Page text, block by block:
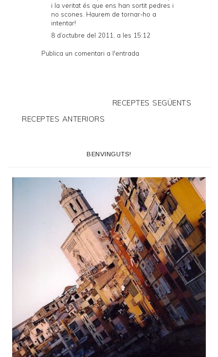
i la veritat és que ens han sortit pedres i
no scones. Haurem de tornar-ho a
intentar!
8 d’octubre del 2011, a les 15:12
Publica un comentari a l'entrada
RECEPTES SEGÜENTS
RECEPTES ANTERIORS
BENVINGUTS!